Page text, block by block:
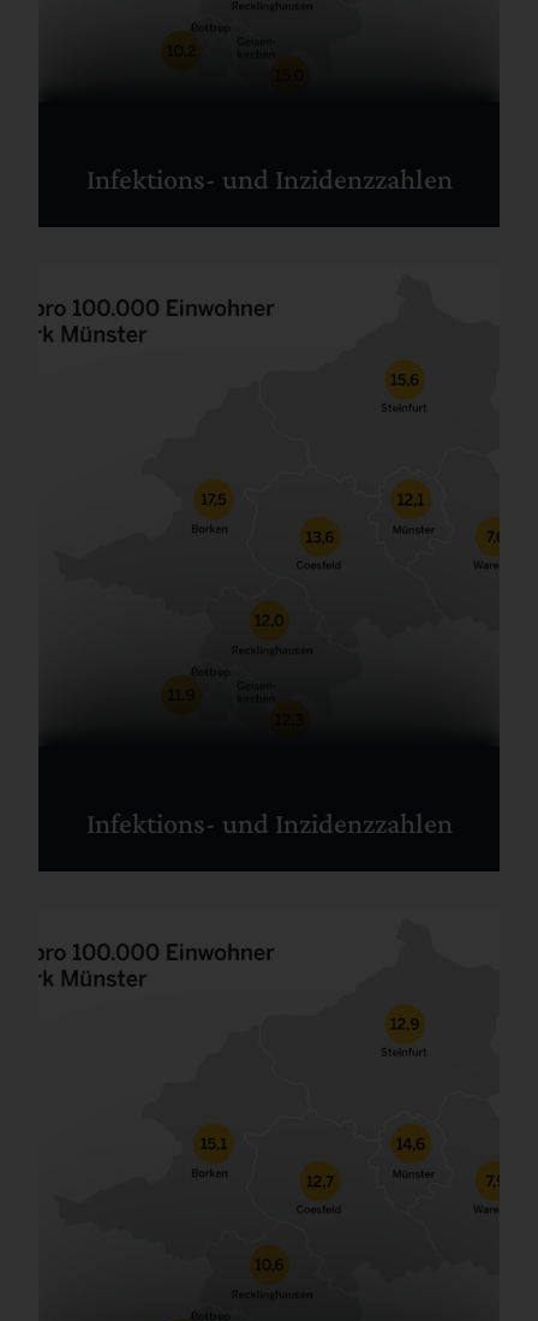
Infektions- und Inzidenzzahlen
Infektions- und Inzidenzzahlen